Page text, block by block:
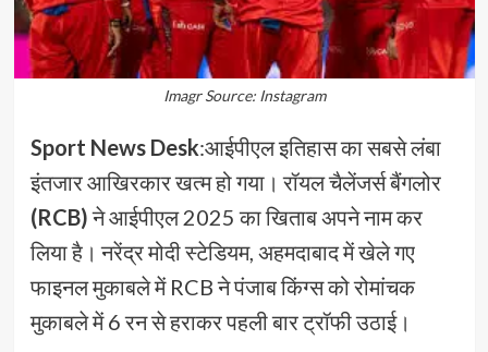
Imagr Source: Instagram
Sport News Desk:आईपीएल इतिहास का सबसे लंबा
इंतजार आखिरकार खत्म हो गया। रॉयल चैलेंजर्स बैंगलोर
(RCB)ने आईपीएल 2025 का खिताब अपने नाम कर
लिया है। नरेंद्र मोदी स्टेडियम, अहमदाबाद में खेले गए
फाइनल मुकाबले में RCB ने पंजाब किंग्स को रोमांचक
मुकाबले में 6 रन से हराकर पहली बार ट्रॉफी उठाई।